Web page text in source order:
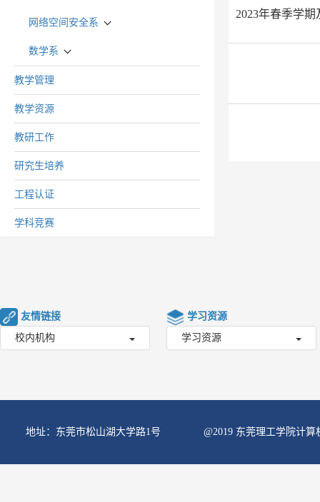
网络空间安全系
数学系
教学管理
教学资源
教研工作
研究生培养
工程认证
学科竞赛
2023年春季学
友情链接
校内机构
学习资源
学习资源
地址：东莞市松山湖大学路1号 @2019 东莞理工学院计